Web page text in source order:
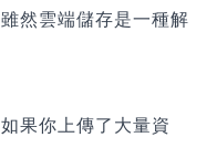
然雲端儲存是一種解
果你上傳了大量資